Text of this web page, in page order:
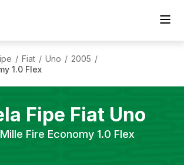
/ Fiat / Uno / 2005 /
1.0 Flex
Fipe Fiat Uno
Mille Fire Economy 1.0 Flex